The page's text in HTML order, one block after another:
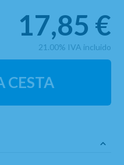
17,85 €
21.00% IVA incluido
CESTA